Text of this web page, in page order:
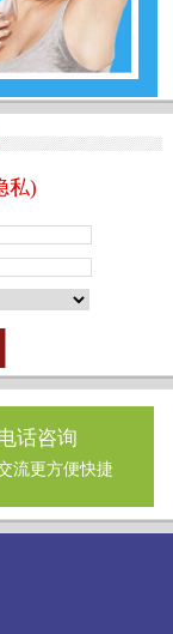
私)
话咨询
流更方便快捷